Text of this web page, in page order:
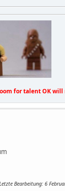
for talent OK will
Bearbeitung: 6